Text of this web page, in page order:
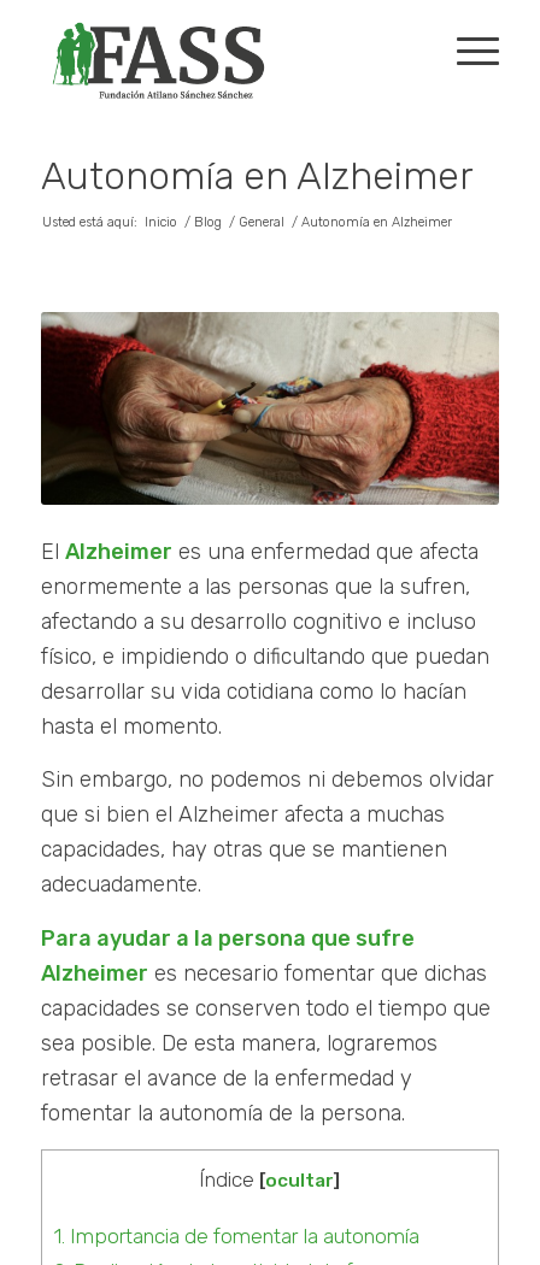
Autonomía en Alzheimer
Usted está aquí: Inicio / Blog / General / Autonomía en Alzheimer
El Alzheimer es una enfermedad que afecta
enormemente a las personas que la sufren,
afectando a su desarrollo cognitivo e incluso
físico, e impidiendo o dificultando que puedan
desarrollar su vida cotidiana como lo hacían
hasta el momento.
Sin embargo, no podemos ni debemos olvidar
que si bien el Alzheimer afecta a muchas
capacidades, hay otras que se mantienen
adecuadamente.
Para ayudar a la persona que sufre
Alzheimer es necesario fomentar que dichas
capacidades se conserven todo el tiempo que
sea posible. De esta manera, lograremos
retrasar el avance de la enfermedad y
fomentar la autonomía de la persona.
Índice [ocultar]
1. Importancia de fomentar la autonomía